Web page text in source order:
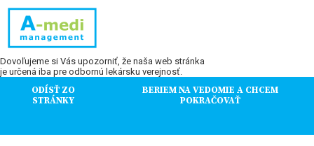
Dovoľujeme si Vás upozorniť, že naša web stránka
je určená iba pre odbornú lekársku verejnosť.
ODÍSŤ ZO
STRÁNKY
BERIEM NA VEDOMIE A CHCEM
POKRAČOVAŤ